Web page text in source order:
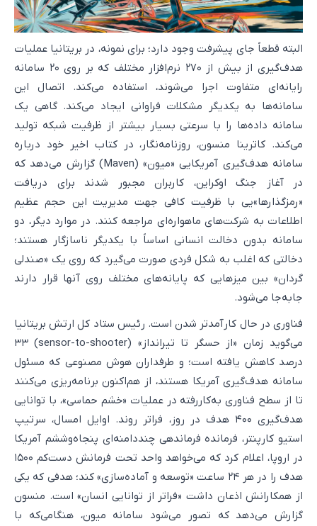
البته قطعاً جای پیشرفت وجود دارد؛ برای نمونه، در بریتانیا عملیات
هدف‌گیری از بیش از ۲۷۰ نرم‌افزار مختلف که بر روی ۲۰ سامانه
رایانه‌ای متفاوت اجرا می‌شوند، استفاده می‌کند. اتصال این
سامانه‌ها به یکدیگر مشکلات فراوانی ایجاد می‌کند. گاهی یک
سامانه داده‌ها را با سرعتی بسیار بیشتر از ظرفیت شبکه تولید
می‌کند. کاترینا منسون، روزنامه‌نگار، در کتاب اخیر خود درباره
سامانه هدف‌گیری آمریکایی «میون» (Maven) گزارش می‌دهد که
در آغاز جنگ اوکراین، کاربران مجبور شدند برای دریافت
«رمزگذارها»یی با ظرفیت کافی جهت مدیریت این حجم عظیم
اطلاعات به شرکت‌های ماهواره‌ای مراجعه کنند. در موارد دیگر، دو
سامانه بدون دخالت انسانی اساساً با یکدیگر ناسازگار هستند؛
دخالتی که اغلب به شکل فردی صورت می‌گیرد که روی یک «صندلی
گردان» بین میزهایی که پایانه‌های مختلف روی آنها قرار دارند
جابه‌جا می‌شود.
فناوری در حال کارآمدتر شدن است. رئیس ستاد کل ارتش بریتانیا
می‌گوید زمان «از حسگر تا تیرانداز» (sensor-to-shooter) ۳۳
درصد کاهش یافته است؛ و طرفداران هوش مصنوعی که مسئول
سامانه هدف‌گیری آمریکا هستند، از هم‌اکنون برنامه‌ریزی می‌کنند
تا از سطح فناوری به‌کاررفته در عملیات «خشم حماسی»، با توانایی
هدف‌گیری ۴۰۰ هدف در روز، فراتر روند. اوایل امسال، سرتیپ
استیو کارپنتر، فرمانده فرماندهی چنددامنه‌ای پنجاه‌وششم آمریکا
در اروپا، اعلام کرد که می‌خواهد واحد تحت فرمانش دست‌کم ۱۵۰۰
هدف را در هر ۲۴ ساعت «توسعه و آماده‌سازی» کند؛ هدفی که یکی
از همکارانش اذعان داشت «فراتر از توانایی انسان» است. منسون
گزارش می‌دهد که تصور می‌شود سامانه میون، هنگامی‌که با